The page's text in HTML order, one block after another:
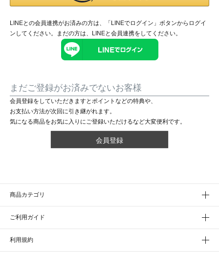
LINEとの会員連携がお済みの方は、「LINEでログイン」ボタンからログイ
ンしてください。まだの方は、 LINEと会員連携をしてください。
まだご登録がお済みでないお客様
会員登録をしていただきますとポイントなどの特典や、
お支払い方法が次回に引き継がれます。
気になる商品をお気に入りにご登録いただけるなど大変便利です。
会員登録
商品カテゴリ
ご利用ガイド
利用規約